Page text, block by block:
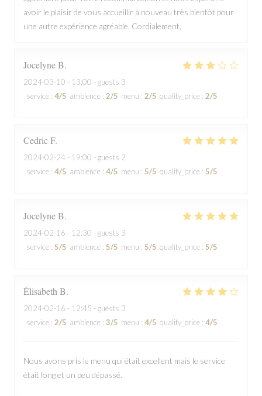
avoir le plaisir de vous accueillir à nouveau très bientôt pour
une autre expérience agréable. Cordialement,
JocelyneB
2024-03-10 - 13:00 - guests 3
service : 4/5 ambience : 2/5 menu : 2/5 quality_price : 2/5
CedricF
2024-02-24 - 19:00 - guests 2
service : 4/5 ambience : 4/5 menu : 5/5 quality_price : 5/5
JocelyneB
2024-02-16 - 12:30 - guests 3
service : 5/5 ambience : 5/5 menu : 5/5 quality_price : 5/5
Élisabeth B
2024-02-16 - 12:45 - guests 3
service : 2/5 ambience : 3/5 menu : 4/5 quality_price : 4/5
Nous avons pris le menu qui était excellent mais le service
était long et un peu dépassé.